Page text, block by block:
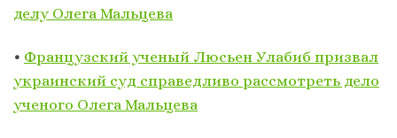
делу Олега Мальцева
• Французский ученый Люсьен Улабиб призвал
украинский суд справедливо рассмотреть дело
ученого Олега Мальцева